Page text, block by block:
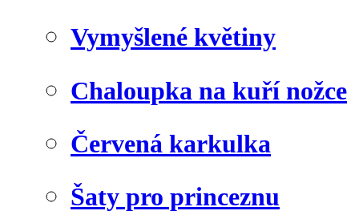
Vymyšlené květiny
Chaloupka na kuří nožce
Červená karkulka
Šaty pro princeznu